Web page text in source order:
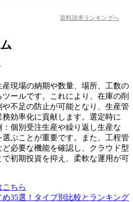
資料請求ランキングへ
現場の納期や数量、場所、工数の
ールです。これにより、在庫の削
不足の防止が可能となり、生産管
効率化に貢献します。選定時に
個別受注生産や繰り返し生産な
ぶことが重要です。また、工程管
必要な機能を確認し、クラウド型
初期投資を抑え、柔軟な運用が可
こちら
35選！タイプ別比較とランキング